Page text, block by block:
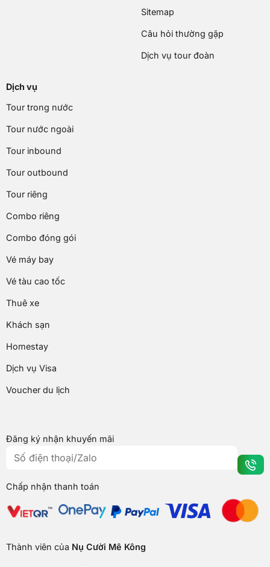
Sitemap
Câu hỏi thường gặp
Dịch vụ tour đoàn
Dịch vụ
Tour trong nước
Tour nước ngoài
Tour inbound
Tour outbound
Tour riêng
Combo riêng
Combo đóng gói
Vé máy bay
Vé tàu cao tốc
Thuê xe
Khách sạn
Homestay
Dịch vụ Visa
Voucher du lịch
Đăng ký nhận khuyến mãi
Chấp nhận thanh toán
Thành viên của Nụ Cười Mê Kông